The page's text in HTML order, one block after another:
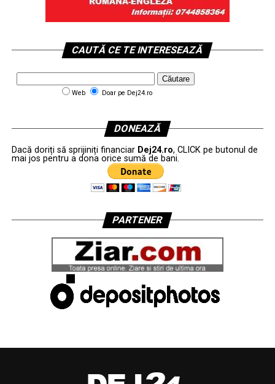
CAUTĂ CE TE INTERESEAZĂ
Web Doar pe Dej24.ro
DONEAZĂ
Dacă doriți să sprijiniți financiar Dej24.ro, CLICK pe butonul de
mai jos pentru a dona orice sumă de bani.
PARTENER